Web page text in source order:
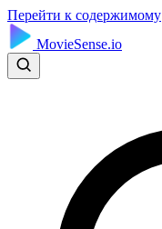
Перейти к содержимому
MovieSense.io